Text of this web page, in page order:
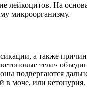
На
микроорганизму.
а также
тела»
подвергаются
в моче, или кетонурия.